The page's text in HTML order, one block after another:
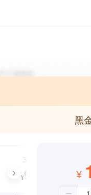
黑
3个月
¥99 ¥